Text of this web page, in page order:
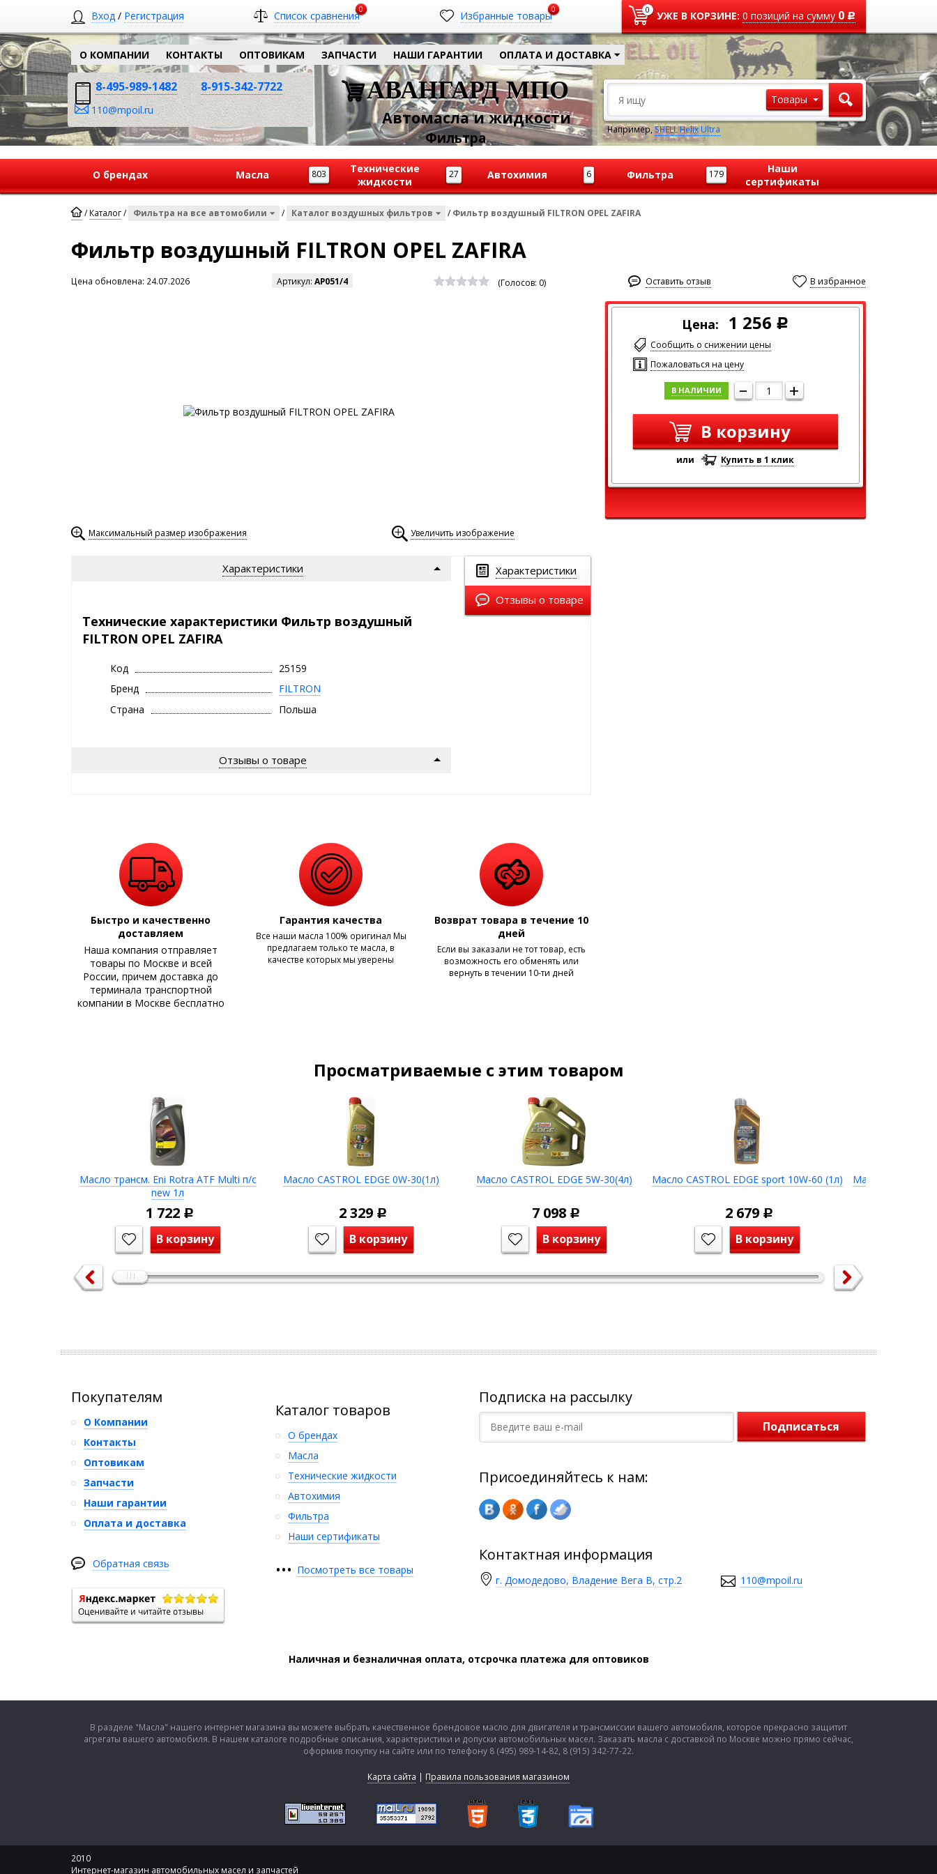
Вход / Регистрация Список сравнения0 Избранные товары0 0 УЖЕ В КОРЗИНЕ: 0 позиций на сумму 0 Р
О КОМПАНИИ КОНТАКТЫ ОПТОВИКАМ ЗАПЧАСТИ НАШИ ГАРАНТИИ ОПЛАТА И ДОСТАВКА
АВАНГАРД МПО
Автомасла и жидкости
Фильтра
8-495-989-1482 8-915-342-7722
110@mpoil.ru
Товары
Например,SHELL Helix Ultra
О брендах 803
Масла 27
Технические
жидкости
6
Автохимия 179
Фильтра
Наши
сертификаты
/ Каталог/ Фильтра на все автомобили / Каталог воздушных фильтров / Фильтр воздушный FILTRON OPEL ZAFIRA
Фильтр воздушный FILTRON OPEL ZAFIRA
Цена обновлена: 24.07.2026 Артикул: AP051/4 (Голосов: 0) Оставить отзыв В избранное
Увеличить изображение
Максимальный размер изображения
Цена: 1 256 Р
Сообщить о снижении цены
Пожаловаться на цену
В НАЛИЧИИ – +
В корзину
или Купить в 1 клик
Характеристики
Отзывы о товаре
Характеристики
Технические характеристики Фильтр воздушный
FILTRON OPEL ZAFIRA
Код
25159
Бренд
FILTRON
Страна
Польша
Отзывы о товаре
Быстро и качественно
доставляем
Наша компания отправляет
товары по Москве и всей
России, причем доставка до
терминала транспортной
компании в Москве бесплатно
Гарантия качества
Все наши масла 100% оригинал Мы
предлагаем только те масла, в
качестве которых мы уверены
Возврат товара в течение 10
дней
Если вы заказали не тот товар, есть
возможность его обменять или
вернуть в течении 10-ти дней
Просматриваемые с этим товаром
Масло трансм. Eni Rotra ATF Multi п/с
new 1л
1 722 Р
В корзину
Масло CASTROL EDGE 0W-30(1л)
2 329 Р
В корзину
Масло CASTROL EDGE 5W-30(4л)
7 098 Р
В корзину
Масло CASTROL EDGE sport 10W-60 (1л)
2 679 Р
В корзину
Масло CASTROL
Покупателям
О Компании
Контакты
Оптовикам
Запчасти
Наши гарантии
Оплата и доставка
Обратная связь
Каталог товаров
О брендах
Масла
Технические жидкости
Автохимия
Фильтра
Наши сертификаты
••• Посмотреть все товары
Подписка на рассылку
Подписаться
Присоединяйтесь к нам:
Контактная информация
г. Домодедово, Владение Вега В, стр.2 110@mpoil.ru
Наличная и безналичная оплата, отсрочка платежа для оптовиков
В разделе "Масла" нашего интернет магазина вы можете выбрать качественное брендовое масло для двигателя и трансмиссии вашего автомобиля, которое прекрасно защитит
агрегаты вашего автомобиля. В нашем каталоге подробные описания, характеристики и допуски автомобильных масел. Заказать масла с доставкой по Москве можно прямо сейчас,
оформив покупку на сайте или по телефону 8 (495) 989-14-82, 8 (915) 342-77-22.
Карта сайта | Правила пользования магазином
2010
Интернет-магазин автомобильных масел и запчастей